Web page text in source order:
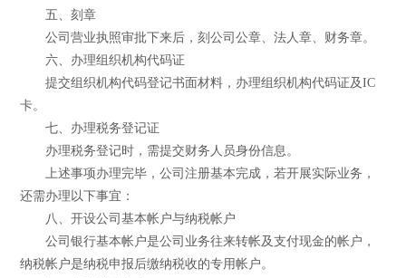
五、刻章
公司营业执照审批下来后，刻公司公章、法人章、财务章。
六、办理组织机构代码证
提交组织机构代码登记书面材料，办理组织机构代码证及IC
卡。
七、办理税务登记证
办理税务登记时，需提交财务人员身份信息。
上述事项办理完毕，公司注册基本完成，若开展实际业务，
还需办理以下事宜：
八、开设公司基本帐户与纳税帐户
公司银行基本帐户是公司业务往来转帐及支付现金的帐户，
纳税帐户是纳税申报后缴纳税收的专用帐户。